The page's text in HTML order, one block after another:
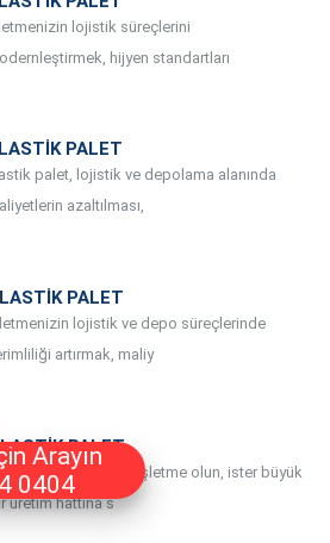
lojistik süreçlerini
hijyen standartları
PALET
palet, lojistik ve depolama alanında
azaltılması,
PALET
lojistik ve depo süreçlerinde
artırmak, maliy
PALET
küçük ölçekli bir işletme olun, ister büyük
üretim hattına s
Arayın
0404